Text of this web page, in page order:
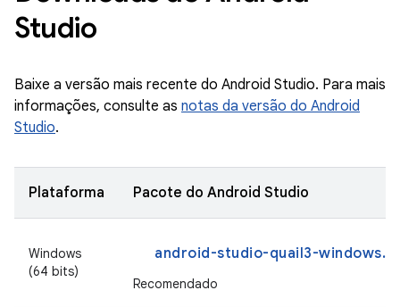
Studio
Baixe a versão mais recente do Android Studio. Para mais
informações, consulte as notas da versão do Android
Studio.
Plataforma Pacote do Android Studio
Windows
(64 bits)
android-studio-quail3-
Recomendado